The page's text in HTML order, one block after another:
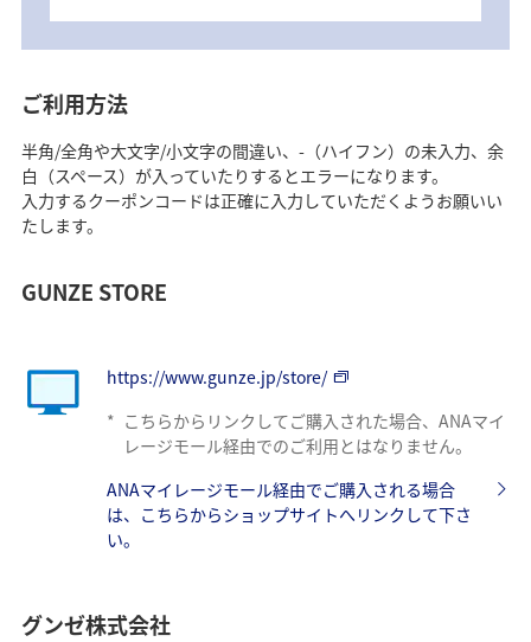
ご利用方法
半角/全角や大文字/小文字の間違い、-（ハイフン）の未入力、余
白（スペース）が入っていたりするとエラーになります。
入力するクーポンコードは正確に入力していただくようお願いい
たします。
GUNZE STORE
https://www.gunze.jp/store/
* こちらからリンクしてご購入された場合、ANAマイ
レージモール経由でのご利用とはなりません。
ANAマイレージモール経由でご購入される場合
は、こちらからショップサイトへリンクして下さ
い。
グンゼ株式会社